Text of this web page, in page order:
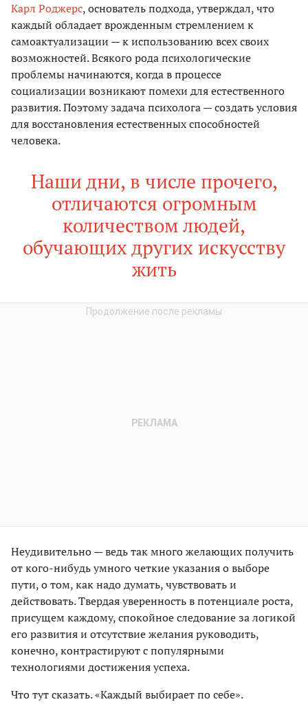
Карл Роджерс, основатель подхода, утверждал, что
каждый обладает врожденным стремлением к
самоактуализации — к использованию всех своих
возможностей. Всякого рода психологические
проблемы начинаются, когда в процессе
социализации возникают помехи для естественного
развития. Поэтому задача психолога — создать условия
для восстановления естественных способностей
человека.
Наши дни, в числе прочего,
отличаются огромным
количеством людей,
обучающих других искусству
жить
Неудивительно — ведь так много желающих получить
от кого-нибудь умного четкие указания о выборе
пути, о том, как надо думать, чувствовать и
действовать. Твердая уверенность в потенциале роста,
присущем каждому, спокойное следование за логикой
его развития и отсутствие желания руководить,
конечно, контрастируют с популярными
технологиями достижения успеха.
Что тут сказать. «Каждый выбирает по себе».